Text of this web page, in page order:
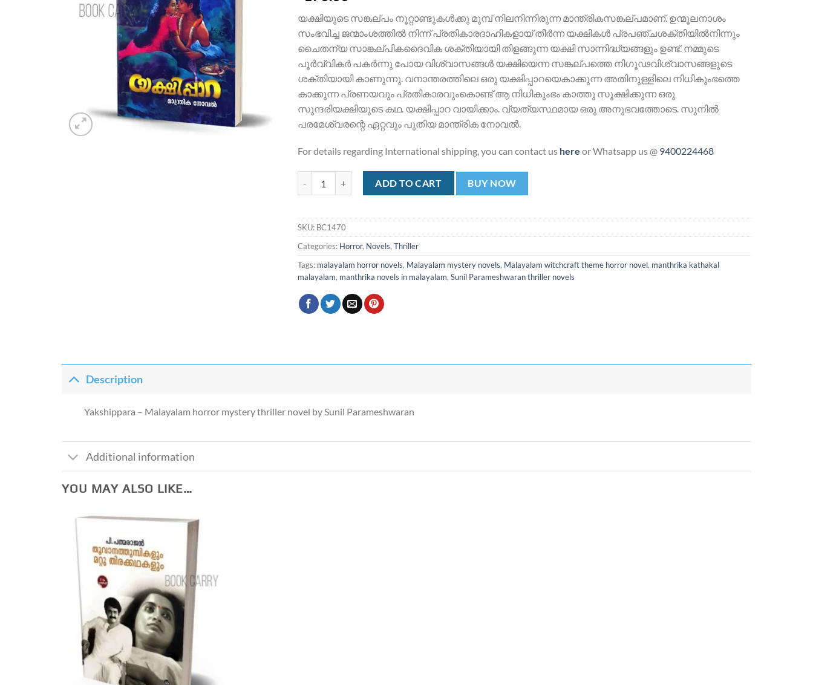
യക്ഷിയുടെ സങ്കല്പം നൂറ്റാണ്ടുകൾക്കു മുമ്പ് നിലനിന്നിരുന്ന മാന്ത്രികസങ്കല്പമാണ്. ഉന്മൂലനാശം
സംഭവിച്ച ജന്മാംശത്തിൽ നിന്ന് പ്രതികാരദാഹികളായ് തീർന്ന യക്ഷികൾ പ്രപഞ്ചശക്തിയിൽനിന്നും
ചൈതന്യ സാങ്കല്പികദൈവിക ശക്തിയായി തിളങ്ങുന്ന യക്ഷി സാന്നിദ്ധ്യങ്ങളും ഉണ്ട്. നമ്മുടെ
പൂർവ്വികർ പകർന്നു പോയ വിശ്വാസങ്ങൾ യക്ഷിയെന്ന സങ്കല്പത്തെ നിഗൂഢവിശ്വാസങ്ങളുടെ
ശക്തിയായി കാണുന്നു. വനാന്തരത്തിലെ ഒരു യക്ഷിപ്പാറയെകാക്കുന്ന അതിനുള്ളിലെ നിധികുംഭത്തെ
കാക്കുന്ന പ്രണയവും പ്രതികാരവുംകൊണ്ട് ആ നിധികുംഭം കാത്തു സൂക്ഷിക്കുന്ന ഒരു
സുന്ദരിയക്ഷിയുടെ കഥ. യക്ഷിപ്പാറ വായിക്കാം. വ്യത്യസ്ഥമായ ഒരു അനുഭവത്തോടെ. സുനിൽ
പരമേശ്വരന്റെ ഏറ്റവും പുതിയ മാന്ത്രിക നോവൽ.
For details regarding International shipping, you can contact us here or Whatsapp us @ 9400224468
ADD TO CART BUY NOW
SKU: BC1470
Categories: Horror, Novels, Thriller
Tags: malayalam horror novels, Malayalam mystery novels, Malayalam witchcraft theme horror novel, manthrika kathakal
malayalam, manthrika novels in malayalam, Sunil Parameshwaran thriller novels
Description
Yakshippara – Malayalam horror mystery thriller novel by Sunil Parameshwaran
Additional information
YOU MAY ALSO LIKE…